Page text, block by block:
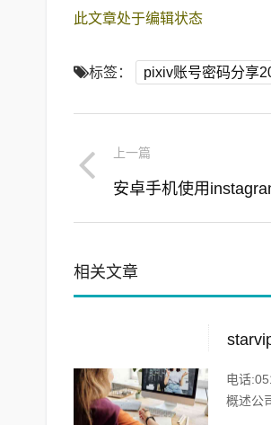
此文章处于编辑状态
标签： pixiv账号密码分享
上一篇
安卓手机使用
相关文章
电话
概述公